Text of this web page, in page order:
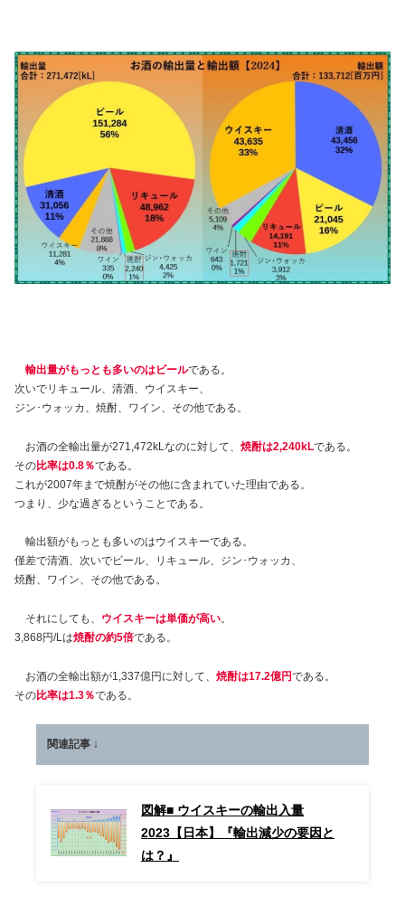
輸出量がもっとも多いのはビールである。
次いでリキュール、清酒、ウイスキー、
ジン･ウォッカ、焼酎、ワイン、その他である。
お酒の全輸出量が271,472kLなのに対して、 焼酎は2,240kLである。
その比率は0.8％である。
これが2007年まで焼酎がその他に含まれていた理由である。
つまり、少な過ぎるということである。
輸出額がもっとも多いのはウイスキーである。
僅差で清酒、次いでビール、リキュール、ジン･ウォッカ、
焼酎、ワイン、その他である。
それにしても、 ウイスキーは単価が高い。
3,868円/Lは焼酎の約5倍である。
お酒の全輸出額が1,337億円に対して、 焼酎は17.2億円である。
その比率は1.3％である。
関連記事 ↓
図解■ ウイスキーの輸出入量
2023【日本】『輸出減少の要因と
は？』